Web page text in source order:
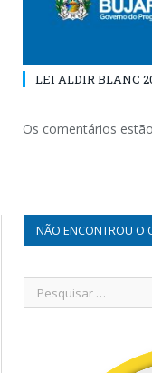
LEI ALDIR BLANC
Os comentários
NÃO ENCONTROU O